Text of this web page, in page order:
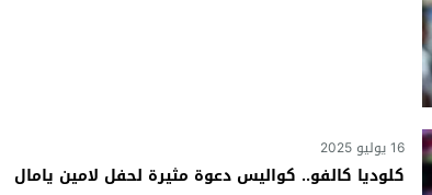
16 يوليو 2025
كلوديا كالفو.. كواليس دعوة مثيرة لحفل لامين يامال